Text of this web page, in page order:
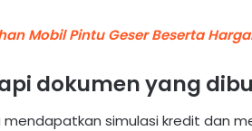
Mobil Pintu Geser Beserta
dokumen yang
mendapatkan simulasi kredit dan